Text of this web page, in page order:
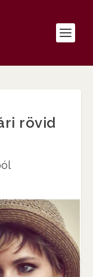
rövid